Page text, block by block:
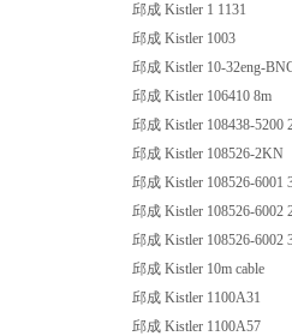
邱成 Kistler 1 1131
邱成 Kistler 1003
邱成 Kistler 10-32eng-
邱成 Kistler 106410 8m
邱成 Kistler 108438-5200
邱成 Kistler 108526-2KN
邱成 Kistler 108526-6001
邱成 Kistler 108526-6002
邱成 Kistler 108526-6002
邱成 Kistler 10m cable
邱成 Kistler 1100A31
邱成 Kistler 1100A57